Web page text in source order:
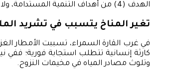
الهدف (4) من أهداف التنمية المستدامة، ولا يمكن تحقيقه دون تحرك عالمي حاسم لاحتواء أزمة المناخ ومعالجة آثارها المتسارعة.
تغير المناخ يتسبب في تشريد
في غرب القارة السمراء، تسببت الأمطار
وتلوث مصادر المياه في مخيمات النزوح.